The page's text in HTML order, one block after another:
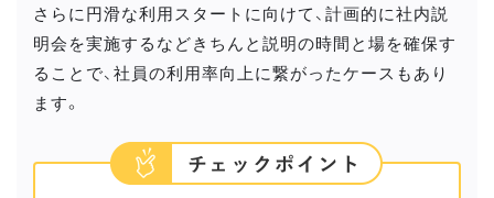
さらに円滑な利用スタートに向けて、計画的に社内説
明会を実施するなどきちんと説明の時間と場を確保す
ることで、社員の利用率向上に繋がったケースもあり
ます。